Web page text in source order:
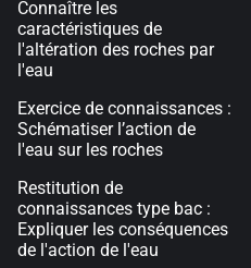
Connaître les
caractéristiques de
l'altération des roches par
l'eau
Exercice de connaissances :
Schématiser l’action de
l'eau sur les roches
Restitution de
connaissances type bac :
Expliquer les conséquences
de l'action de l'eau